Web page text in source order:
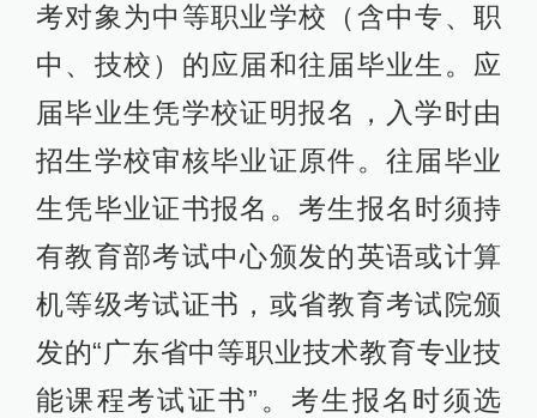
考对象为中等职业学校（含中专、职
中、技校）的应届和往届毕业生。应
届毕业生凭学校证明报名，入学时由
招生学校审核毕业证原件。往届毕业
生凭毕业证书报名。考生报名时须持
有教育部考试中心颁发的英语或计算
机等级考试证书，或省教育考试院颁
发的“广东省中等职业技术教育专业技
能课程考试证书”。考生报名时须选